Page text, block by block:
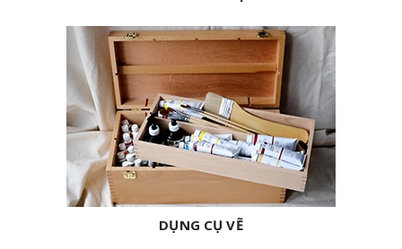
DỤNG CỤ VẼ